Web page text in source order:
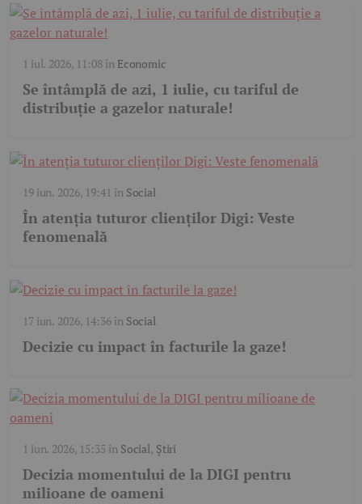
1 iul. 2026, 11:08în Economic
Se întâmplă de azi, 1 iulie, cu tariful de
distribuție a gazelor naturale!
19 iun. 2026, 19:41 în Social
În atenția tuturor clienților Digi: Veste
fenomenală
17 iun. 2026, 14:36în Social
Decizie cu impact în facturile la gaze!
1 iun. 2026, 15:35 în Social, Știri
Decizia momentului de la DIGI pentru
milioane de oameni